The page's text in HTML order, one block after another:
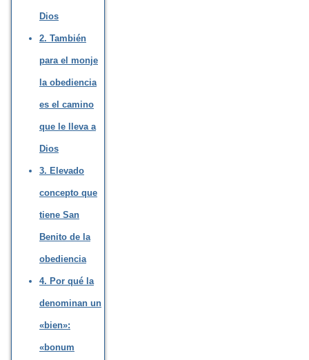
Dios
2. También
para el monje
la obediencia
es el camino
que le lleva a
Dios
3. Elevado
concepto que
tiene San
Benito de la
obediencia
4. Por qué la
denominan un
«bien»:
«bonum